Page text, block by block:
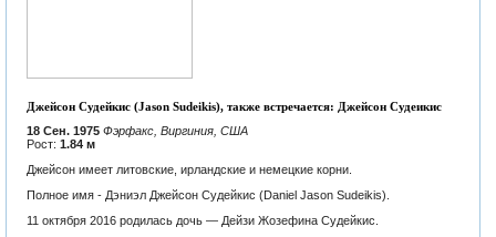
Джейсон Судейкис (Jason Sudeikis), также встречается: Джейсон Судеикис
18 Сен. 1975 Фэрфакс, Виргиния, США
Рост: 1.84 м
Джейсон имеет литовские, ирландские и немецкие корни.
Полное имя - Дэниэл Джейсон Судейкис (Daniel Jason Sudeikis).
11 октября 2016 родилась дочь — Дейзи Жозефина Судейкис.